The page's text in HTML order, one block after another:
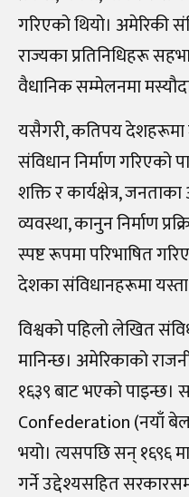
गरिएको थियो। अमेरिकी
राज्यका प्रतिनिधिहरू
वैधानिक सम्मेलनमा
यसैगरी, कतिपय देशहरूमा
संविधान निर्माण
शक्ति र कार्यक्षेत्र,
व्यवस्था, कानुन निर्माण
स्पष्ट रूपमा परिभाषित
देशका संविधानहरूमा
विश्वको पहिलो लेखित
मानिन्छ। अमेरिकाको
१६३९ बाट भएको पाइन्छ।
Confederation (नयाँ
भयो। त्यसपछि सन् १६९६
गर्ने उद्देश्यसहित